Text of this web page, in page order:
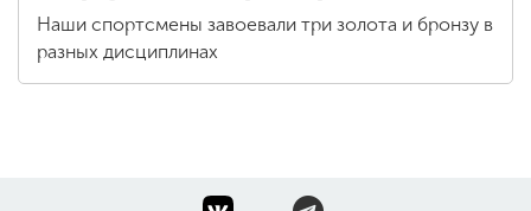
Наши спортсмены завоевали три золота и бронзу в
разных дисциплинах